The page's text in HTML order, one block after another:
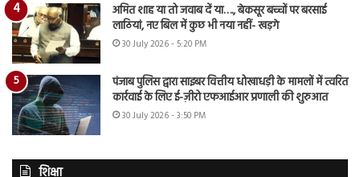
अमित शाह या तो जवाब दें या…., बेकसूर बच्चों पर बरसाई
लाठियां, नए बिल में कुछ भी नया नहीं- खड़गे
30 July 2026 - 5:20 PM
पंजाब पुलिस द्वारा साइबर वित्तीय धोखाधड़ी के मामलों में त्वरित
कार्रवाई के लिए ई-ज़ीरो एफआईआर प्रणाली की शुरुआत
30 July 2026 - 3:50 PM
शिक्षा